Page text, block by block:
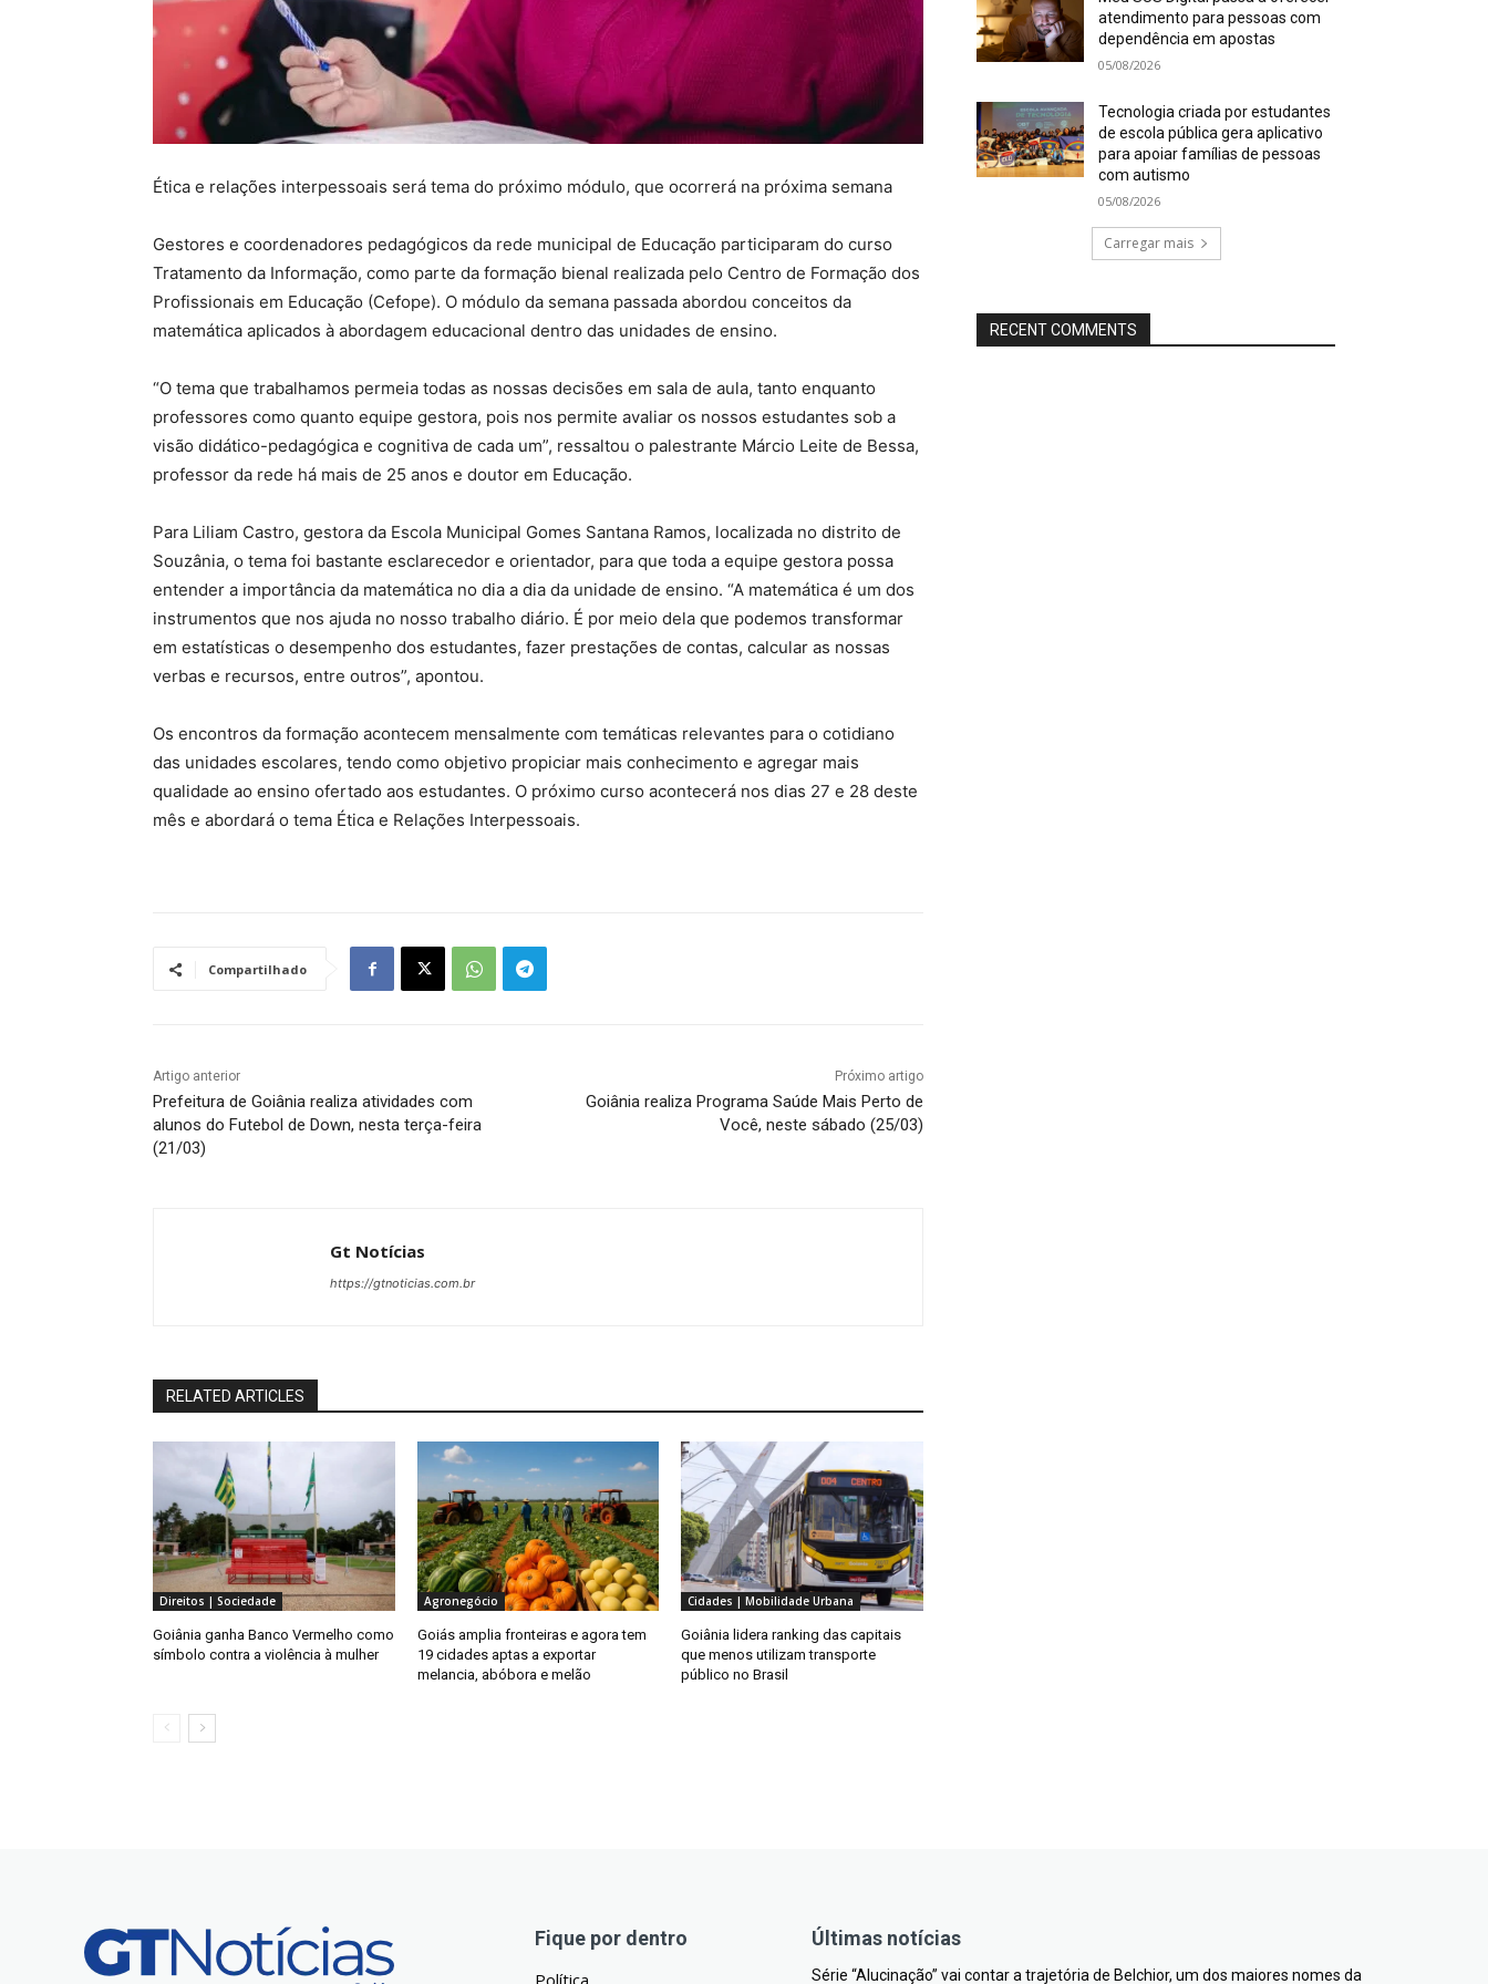
Ética e relações interpessoais será tema do próximo módulo, que ocorrerá na próxima semana
Gestores e coordenadores pedagógicos da rede municipal de Educação participaram do curso
Tratamento da Informação, como parte da formação bienal realizada pelo Centro de Formação dos
Profissionais em Educação (Cefope). O módulo da semana passada abordou conceitos da
matemática aplicados à abordagem educacional dentro das unidades de ensino.
“O tema que trabalhamos permeia todas as nossas decisões em sala de aula, tanto enquanto
professores como quanto equipe gestora, pois nos permite avaliar os nossos estudantes sob a
visão didático-pedagógica e cognitiva de cada um”, ressaltou o palestrante Márcio Leite de Bessa,
professor da rede há mais de 25 anos e doutor em Educação.
Para Liliam Castro, gestora da Escola Municipal Gomes Santana Ramos, localizada no distrito de
Souzânia, o tema foi bastante esclarecedor e orientador, para que toda a equipe gestora possa
entender a importância da matemática no dia a dia da unidade de ensino. “A matemática é um dos
instrumentos que nos ajuda no nosso trabalho diário. É por meio dela que podemos transformar
em estatísticas o desempenho dos estudantes, fazer prestações de contas, calcular as nossas
verbas e recursos, entre outros”, apontou.
Os encontros da formação acontecem mensalmente com temáticas relevantes para o cotidiano
das unidades escolares, tendo como objetivo propiciar mais conhecimento e agregar mais
qualidade ao ensino ofertado aos estudantes. O próximo curso acontecerá nos dias 27 e 28 deste
mês e abordará o tema Ética e Relações Interpessoais.
Compartilhado
Artigo anterior
Prefeitura de Goiânia realiza atividades com
alunos do Futebol de Down, nesta terça-feira
(21/03)
Próximo artigo
Goiânia realiza Programa Saúde Mais Perto de
Você, neste sábado (25/03)
Gt Notícias
https://gtnoticias.com.br
RELATED ARTICLES
Direitos | Sociedade
Goiânia ganha Banco Vermelho como
símbolo contra a violência à mulher
Agronegócio
Goiás amplia fronteiras e agora tem
19 cidades aptas a exportar
melancia, abóbora e melão
Cidades | Mobilidade Urbana
Goiânia lidera ranking das capitais
que menos utilizam transporte
público no Brasil
atendimento para pessoas com
dependência em apostas
05/08/2026
Tecnologia criada por estudantes
de escola pública gera aplicativo
para apoiar famílias de pessoas
com autismo
05/08/2026
Carregar mais
RECENT COMMENTS
Fique por dentro Últimas notícias
Série “Alucinação” vai contar a trajetória de Belchior, um dos maiores nomes da